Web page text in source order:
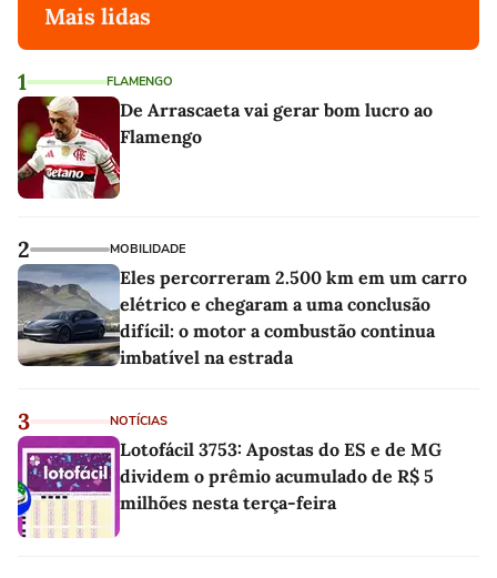
Mais lidas
1 FLAMENGO
De Arrascaeta vai gerar bom lucro ao
Flamengo
2 MOBILIDADE
Eles percorreram 2.500 km em um carro
elétrico e chegaram a uma conclusão
difícil: o motor a combustão continua
imbatível na estrada
3 NOTÍCIAS
Lotofácil 3753: Apostas do ES e de MG
dividem o prêmio acumulado de R$ 5
milhões nesta terça-feira